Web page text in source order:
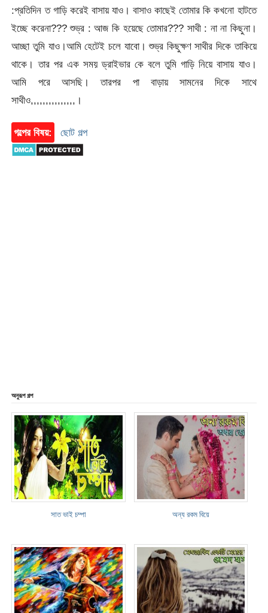
:প্রতিদিন ত গাড়ি করেই বাসায় যাও। বাসাও কাছেই তোমার কি কখনো হাটতে
ইচ্ছে করেনা??? শুভ্র : আজ কি হয়েছে তোমার??? সাথী : না না কিছুনা।
আচ্ছা তুমি যাও।আমি হেটেই চলে যাবো। শুভ্র কিছুক্ষণ সাথীর দিকে তাকিয়ে
থাকে। তার পর এক সময় ড্রাইভার কে বলে তুমি গাড়ি নিয়ে বাসায় যাও।
আমি পরে আসছি। তারপর পা বাড়ায় সামনের দিকে সাথে
সাথীও,,,,,,,,,,,,,,,।
গল্পের বিষয়: ছোট গল্প
অনুরূপ গল্প
সাত ভাই চম্পা অন্য রকম বিয়ে